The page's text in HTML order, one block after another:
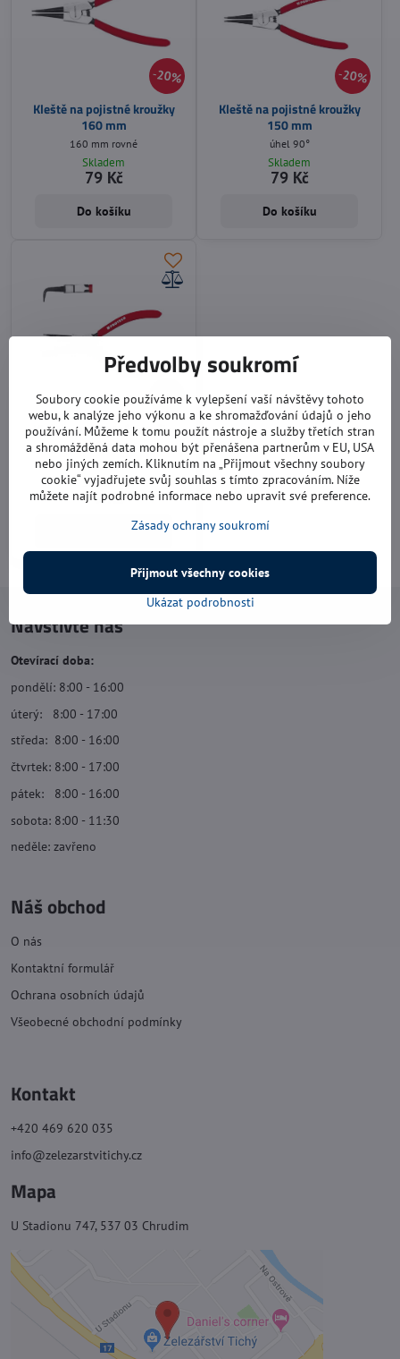
20%
Kleště na pojistné kroužky
160 mm
160 mm rovné
Skladem
79 Kč
Do košíku
20%
Kleště na pojistné kroužky
150 mm
úhel 90°
Skladem
79 Kč
Do košíku
20%
Kleště na pojistné kroužky
150 mm
úhel 90°
Skladem
79 Kč
Navštivte nás
Otevírací doba:
pondělí: 8:00 - 16:00
úterý: 8:00 - 17:00
středa: 8:00 - 16:00
čtvrtek: 8:00 - 17:00
pátek: 8:00 - 16:00
sobota: 8:00 - 11:30
neděle: zavřeno
Náš obchod
O nás
Kontaktní formulář
Ochrana osobních údajů
Všeobecné obchodní podmínky
Kontakt
+420 469 620 035
info@zelezarstvitichy.cz
Mapa
U Stadionu 747, 537 03 Chrudim
Předvolby soukromí
Soubory cookie používáme k vylepšení vaší návštěvy tohoto
webu, k analýze jeho výkonu a ke shromažďování údajů o jeho
používání. Můžeme k tomu použít nástroje a služby třetích stran
a shromážděná data mohou být přenášena partnerům v EU, USA
nebo jiných zemích. Kliknutím na „Přijmout všechny soubory
cookie“ vyjadřujete svůj souhlas s tímto zpracováním. Níže
můžete najít podrobné informace nebo upravit své preference.
Zásady ochrany soukromí
Ukázat podrobnosti
Přijmout všechny cookies